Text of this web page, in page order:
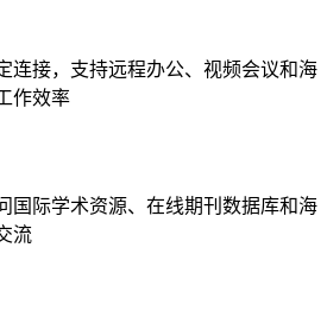
连接，支持远程办公、视频会议和海
作效率
国际学术资源、在线期刊数据库和海
流